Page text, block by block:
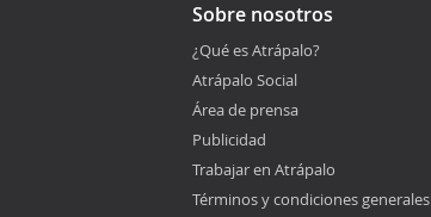
Sobre nosotros
¿Qué es Atrápalo?
Atrápalo Social
Área de prensa
Publicidad
Trabajar en Atrápalo
Términos y condiciones generales